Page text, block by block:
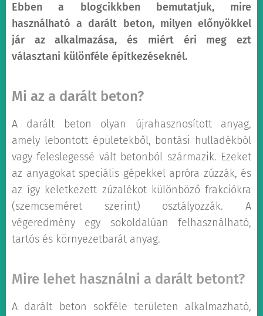
Ebben a blogcikkben bemutatjuk, mire
használható a darált beton, milyen előnyökkel
jár az alkalmazása, és miért éri meg ezt
választani különféle építkezéseknél.
Mi az a darált beton?
A darált beton olyan újrahasznosított anyag,
amely lebontott épületekből, bontási hulladékból
vagy feleslegessé vált betonból származik. Ezeket
az anyagokat speciális gépekkel apróra zúzzák, és
az így keletkezett zúzalékot különböző frakciókra
(szemcseméret szerint) osztályozzák. A
végeredmény egy sokoldalúan felhasználható,
tartós és környezetbarát anyag.
Mire lehet használni a darált betont?
A darált beton sokféle területen alkalmazható,